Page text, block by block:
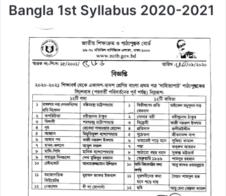
Bangla 1st Syllabus 2020-2021